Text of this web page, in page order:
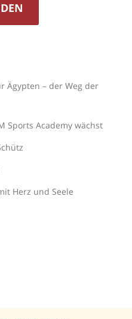
Ägypten – der Weg der
Sports Academy wächst
Herz und Seele